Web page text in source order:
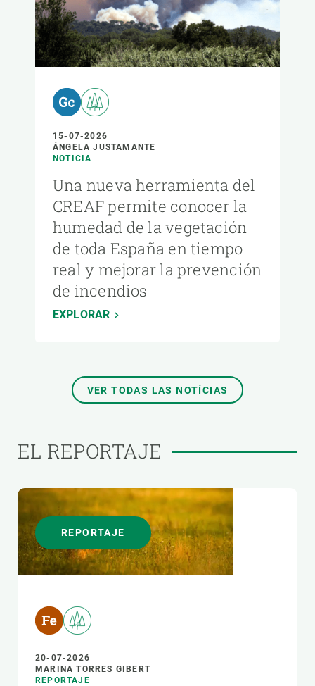
15-07-2026
ÁNGELA JUSTAMANTE
NOTICIA
Una nueva herramienta del
CREAF permite conocer la
humedad de la vegetación
de toda España en tiempo
real y mejorar la prevención
de incendios
EXPLORAR
VER TODAS LAS NOTÍCIAS
EL REPORTAJE
REPORTAJE
20-07-2026
MARINA TORRES GIBERT
REPORTAJE